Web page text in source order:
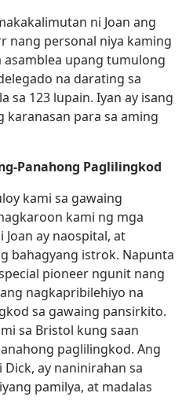
ni Joan ang
nang personal niya kaming
asamblea upang tumulong
na darating sa
sa 123 lupain. Iyan ay isang
karanasan para sa aming
Panahong Paglilingkod
kami sa gawaing
kami ng mga
Joan ay naospital, at
bahagyang istrok. Napunta
pioneer ngunit nang
nagkapribilehiyo na
sa gawaing pansirkito.
sa Bristol kung saan
paglilingkod. Ang
ay naninirahan sa
pamilya, at madalas